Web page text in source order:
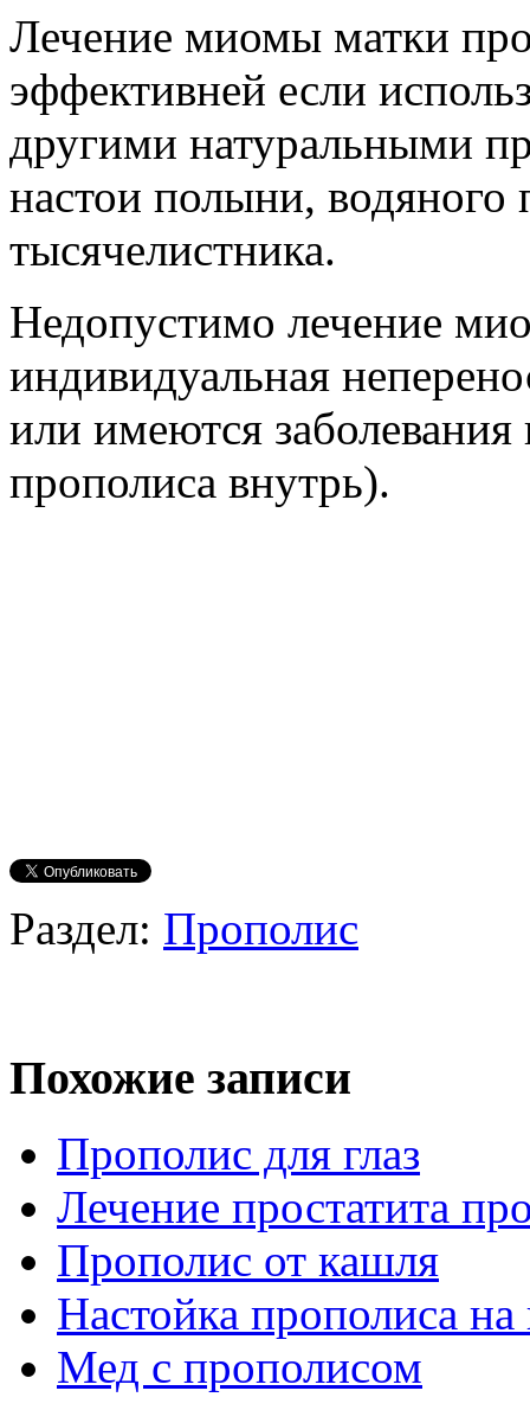
Лечение миомы матки
эффективней если
другими натуральными
настои полыни, водяного
тысячелистника.
Недопустимо лечение
индивидуальная
или имеются
прополиса внутрь).
Раздел: Прополис
Похожие записи
Прополис для глаз
Лечение простатита
Прополис от кашля
Настойка прополиса на
Мед с прополисом